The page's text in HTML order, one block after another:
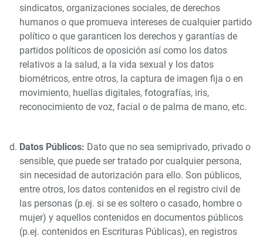
sindicatos, organizaciones sociales, de derechos
humanos o que promueva intereses de cualquier partido
político o que garanticen los derechos y garantías de
partidos políticos de oposición así como los datos
relativos a la salud, a la vida sexual y los datos
biométricos, entre otros, la captura de imagen fija o en
movimiento, huellas digitales, fotografías, iris,
reconocimiento de voz, facial o de palma de mano, etc.
Datos Públicos: Dato que no sea semiprivado, privado o
sensible, que puede ser tratado por cualquier persona,
sin necesidad de autorización para ello. Son públicos,
entre otros, los datos contenidos en el registro civil de
las personas (p.ej. si se es soltero o casado, hombre o
mujer) y aquellos contenidos en documentos públicos
(p.ej. contenidos en Escrituras Públicas), en registros